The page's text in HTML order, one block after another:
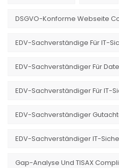
DSGVO-Konforme Webseite
EDV-Sachverständige Für IT-
EDV-Sachverständiger Für
EDV-Sachverständiger Für IT-
EDV-Sachverständiger
EDV-Sachverständiger IT-
Gap-Analyse Und TISAX